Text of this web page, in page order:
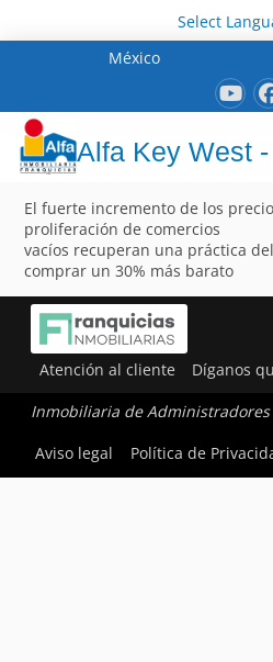
Select
México
Alfa Key West
El fuerte incremento de los
proliferación de comercios
vacíos recuperan una práctica
comprar un 30% más barato
Atención al cliente Díganos
Inmobiliaria de Administradores
Aviso legal
Política de